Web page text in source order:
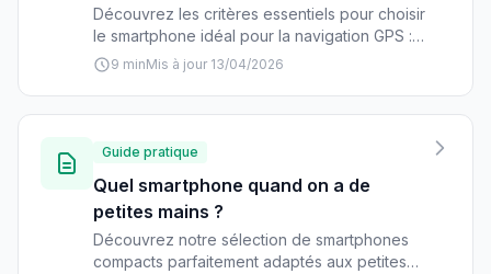
Découvrez les critères essentiels pour choisir
le smartphone idéal pour la navigation GPS :
écran, autonomie, précision, stockage cartes
9 minMis à jour 13/04/2026
Guide pratique
Quel smartphone quand on a de
petites mains ?
Découvrez notre sélection de smartphones
compacts parfaitement adaptés aux petites